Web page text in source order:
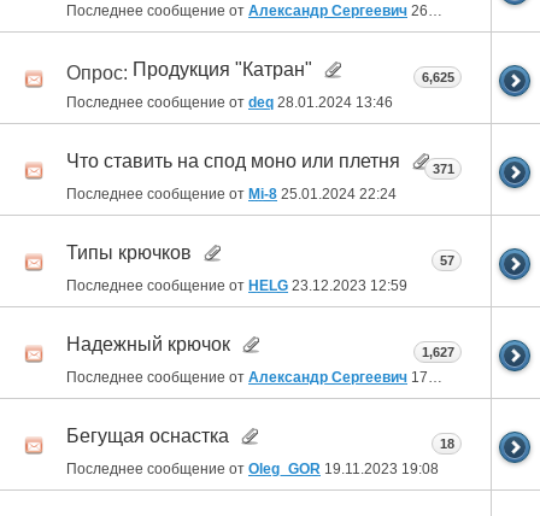
Последнее сообщение от Александр Сергеевич 26.02.2024 14:01
Опрос: Продукция "Катран"
Последнее сообщение от deq 28.01.2024 13:46
6,625
Что ставить на спод моно или плетня
Последнее сообщение от Mi-8 25.01.2024 22:24
371
Типы крючков
Последнее сообщение от HELG 23.12.2023 12:59
57
Надежный крючок
Последнее сообщение от Александр Сергеевич 17.12.2023 13:37
1,627
Бегущая оснастка
Последнее сообщение от Oleg_GOR 19.11.2023 19:08
18